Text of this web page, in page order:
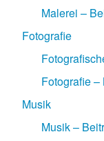
Malerei –
Fotografie
Fotografie –
Musik
Musik –